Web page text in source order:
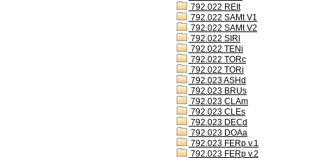
792.022 REIt
792.022 SAMt V1
792.022 SAMt V2
792.022 SIRl
792.022 TENi
792.022 TORc
792.022 TORi
792.023 ASHd
792.023 BRUs
792.023 CLAm
792.023 CLEs
792.023 DECd
792.023 DOAa
792.023 FERp v.1
792.023 FERp v.2